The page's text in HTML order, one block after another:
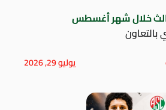
خلال شهر أغسطس
بالتعاون
يوليو 29, 2026